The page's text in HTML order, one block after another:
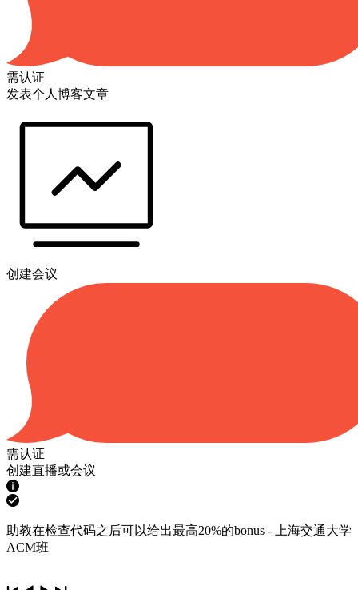
需认证
发表个人博客文章
创建会议
需认证
创建直播或会议
助教在检查代码之后可以给出最高20%的bonus - 上海交通大学
ACM班